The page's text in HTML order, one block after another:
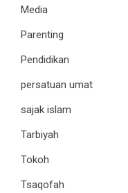
Media
Parenting
Pendidikan
persatuan umat
sajak islam
Tarbiyah
Tokoh
Tsaqofah